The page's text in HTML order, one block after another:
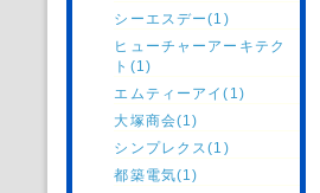
シーエスデー(1)
ヒューチャーアーキテク
ト(1)
エムティーアイ(1)
大塚商会(1)
シンプレクス(1)
都築電気(1)